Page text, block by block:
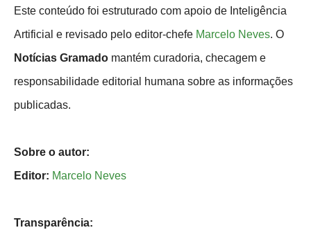
Este conteúdo foi estruturado com apoio de Inteligência
Artificial e revisado pelo editor-chefe Marcelo Neves. O
Notícias Gramado mantém curadoria, checagem e
responsabilidade editorial humana sobre as informações
publicadas.
Sobre o autor:
Editor: Marcelo Neves
Transparência: